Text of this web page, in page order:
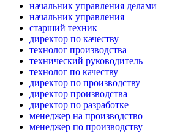
начальник управления делами
начальник управления
старший техник
директор по качеству
технолог производства
технический руководитель
технолог по качеству
директор по производству
директор производства
директор по разработке
менеджер на производство
менеджер по производству